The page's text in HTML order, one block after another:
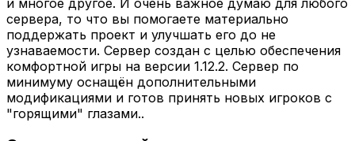
сервера, то что вы помогаете материально
поддержать проект и улучшать его до не
узнаваемости. Сервер создан с целью обеспечения
комфортной игры на версии 1.12.2. Сервер по
минимуму оснащён дополнительными
модификациями и готов принять новых игроков с
"горящими" глазами..